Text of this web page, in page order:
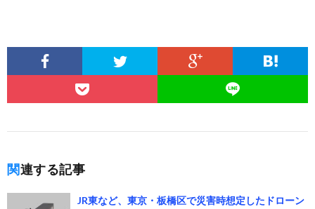
関連する記事
JR東など、東京・板橋区で災害時想定したドローン